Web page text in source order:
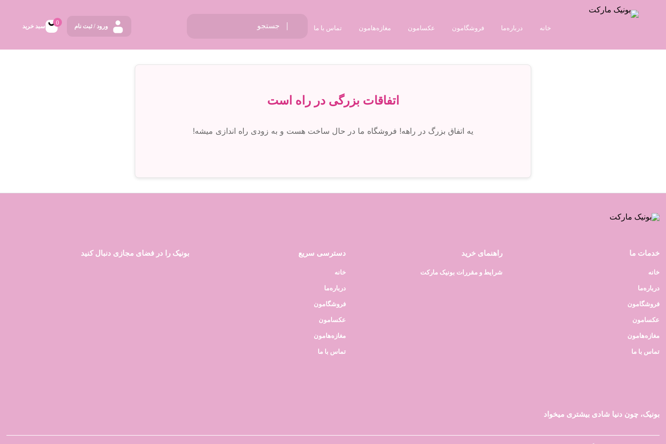
خانه درباره‌ما فروشگامون عکسامون مغازه‌هامون تماس با ما ورود / ثبت نام 0 سبد خرید
اتفاقات بزرگی در راه است
یه اتفاق بزرگ در راهه! فروشگاه ما در حال ساخت هست و به زودی راه اندازی میشه!
خدمات ما
خانه
درباره‌ما
فروشگامون
عکسامون
مغازه‌هامون
تماس با ما
راهنمای خرید
شرایط و مقررات بونیک مارکت
دسترسی سریع
خانه
درباره‌ما
فروشگامون
عکسامون
مغازه‌هامون
تماس با ما
بونیک را در فضای مجازی دنبال کنید
بونیک، چون دنیا شادی بیشتری میخواد